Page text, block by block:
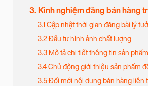
3. Kinh nghiệm đăng bán hàng
3.1 Cập nhật thời gian đăng bài lý
3.2 Đầu tư hình ảnh chất lượng
3.3 Mô tả chi tiết thông tin sản
3.4 Chủ động giới thiệu sản phẩm
3.5 Đổi mới nội dung bán hàng liên